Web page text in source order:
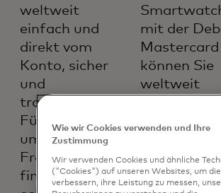
weltweit
einfach und
direkt vom
Konto, sicher
und
transparent.
Für mehr Zeit,
um neue
Freunde zu
finden und
mit der
Mastercard
können Sie
weltweit
Wirklichkeit
und aus
Wie wir Cookies verwenden und Ihre
Zustimmung
Wir verwenden Cookies und ähnliche
("Cookies") auf unseren Websites, um
verbessern, ihre Leistung zu messen,